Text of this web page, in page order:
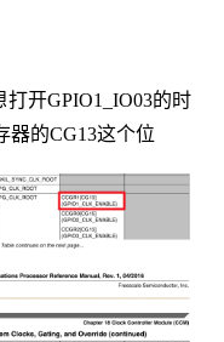
开GPIO1_IO03的时
器的CG13这个位